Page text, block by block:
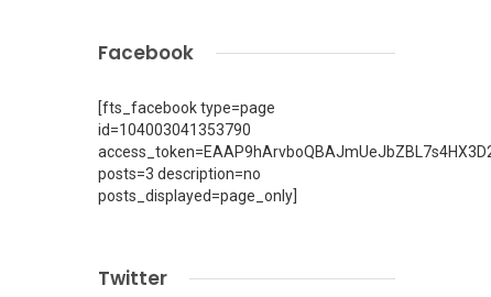
Facebook
[fts_facebook type=page
id=104003041353790
posts=3 description=no
posts_displayed=page_only]
Twitter